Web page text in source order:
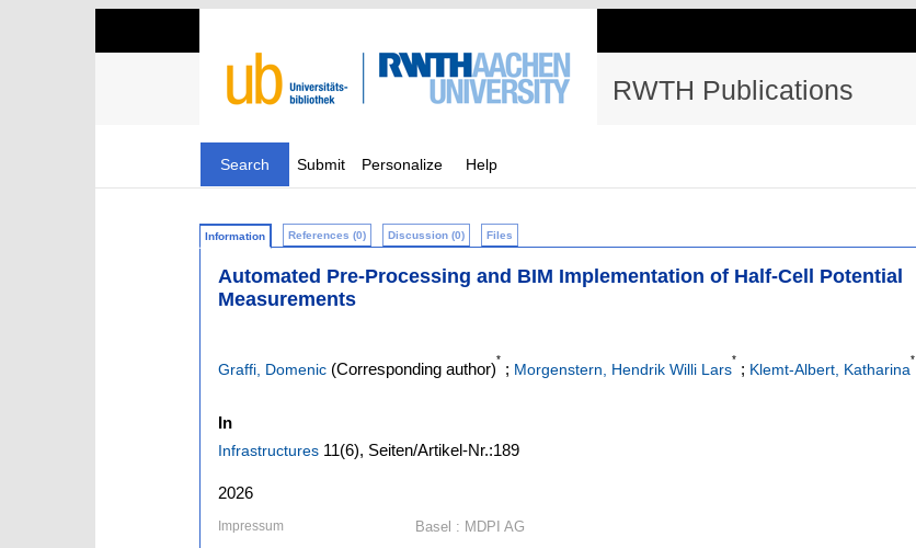
RWTH Publications
Search Submit Personalize Help
Information References (0) Discussion (0) Files
Automated Pre-Processing and BIM Implementation of Half-Cell Potential
Measurements
Graffi, Domenic (Corresponding author)
*
; Morgenstern, Hendrik Willi Lars
*
; Klemt-Albert, Katharina
*
In
Infrastructures 11(6), Seiten/Artikel-Nr.:189
2026
Impressum Basel : MDPI AG